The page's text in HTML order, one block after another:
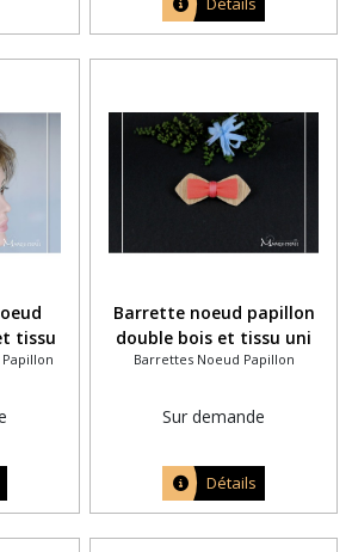
tissu
Barrette noeud papillon
double bois et tissu uni
corail
Barrettes Noeud Papillon
Sur demande
Détails